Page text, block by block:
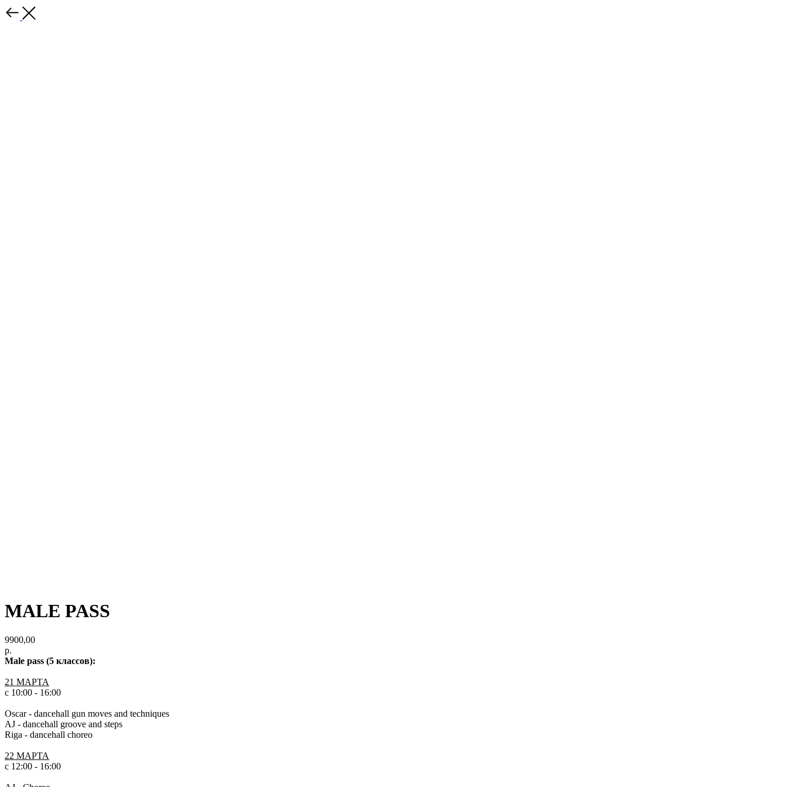
MALE PASS
9900,00
р.
Male pass (5 классов):
21 МАРТА
с 10:00 - 16:00
Oscar - dancehall gun moves and techniques
AJ - dancehall groove and steps
Riga - dancehall choreo
22 МАРТА
с 12:00 - 16:00